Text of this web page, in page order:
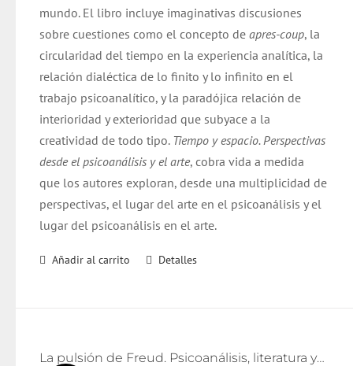
mundo. El libro incluye imaginativas discusiones
sobre cuestiones como el concepto de apres-coup, la
circularidad del tiempo en la experiencia analítica, la
relación dialéctica de lo finito y lo infinito en el
trabajo psicoanalítico, y la paradójica relación de
interioridad y exterioridad que subyace a la
creatividad de todo tipo. Tiempo y espacio. Perspectivas
desde el psicoanálisis y el arte, cobra vida a medida
que los autores exploran, desde una multiplicidad de
perspectivas, el lugar del arte en el psicoanálisis y el
lugar del psicoanálisis en el arte.
Añadir al carrito Detalles
La pulsión de Freud. Psicoanálisis, literatura y cine